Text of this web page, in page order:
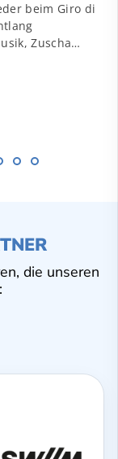
beim Giro di
Zuscha…
die unseren